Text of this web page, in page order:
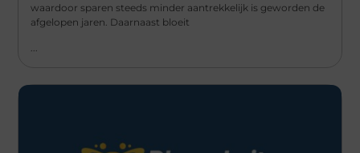
waardoor sparen steeds minder aantrekkelijk is geworden de
afgelopen jaren. Daarnaast bloeit
...